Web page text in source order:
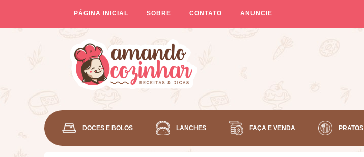
PÁGINA INICIAL SOBRE CONTATO ANUNCIE
DOCES E BOLOS LANCHES FAÇA E VENDA PRATOS